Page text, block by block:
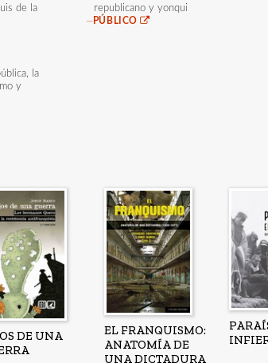
de la
republicano y yonqui
—PÚBLICO
la
y
DE UNA
EL FRANQUISMO:
ANATOMÍA DE
UNA DICTADURA